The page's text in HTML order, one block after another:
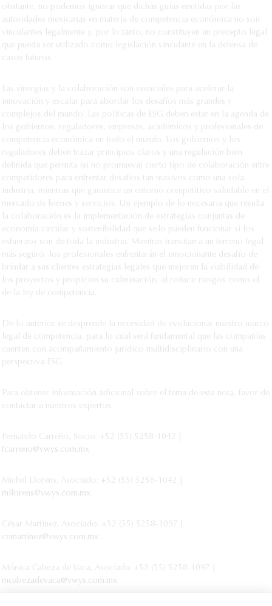
obstante, no podemos ignorar que dichas guías emitidas por las
autoridades mexicanas en materia de competencia económica no son
vinculantes legalmente y, por lo tanto, no constituyen un precepto legal
que pueda ser utilizado como legislación vinculante en la defensa de
casos futuros.
Las sinergias y la colaboración son esenciales para acelerar la
innovación y escalar para abordar los desafíos más grandes y
complejos del mundo. Las políticas de ESG deben estar en la agenda de
los gobiernos, reguladores, empresas, académicos y profesionales de
competencia económica en todo el mundo. Los gobiernos y los
reguladores deben trazar principios claros y una regulación bien
definida que permita (si no promueva) cierto tipo de colaboración entre
competidores para enfrentar desafíos tan masivos como una sola
industria, mientras que garantice un entorno competitivo saludable en el
mercado de bienes y servicios. Un ejemplo de lo necesaria que resulta
la colaboración es la implementación de estrategias conjuntas de
economía circular y sostenibilidad que solo pueden funcionar si los
esfuerzos son de toda la industria. Mientras transitan a un terreno legal
más seguro, los profesionales enfrentarán el emocionante desafío de
brindar a sus clientes estrategias legales que mejoren la viabilidad de
los proyectos y propicien su culminación, al reducir riesgos como el
de la ley de competencia.
De lo anterior se desprende la necesidad de evolucionar nuestro marco
legal de competencia, para lo cual será fundamental que las compañías
cuenten con acompañamiento jurídico multidisciplinario con una
perspectiva ESG.
Para obtener información adicional sobre el tema de esta nota, favor de
contactar a nuestros expertos:
Fernando Carreño, Socio: +52 (55) 5258-1042 |
fcarreno@vwys.com.mx
Michel Llorens, Asociado: +52 (55) 5258-1042 |
mllorens@vwys.com.mx
César Martínez, Asociado: +52 (55) 5258-1097 |
cemartinez@vwys.com.mx
Mónica Cabeza de Vaca, Asociada: +52 (55) 5258-1097 |
mcabezadevaca@vwys.com.mx